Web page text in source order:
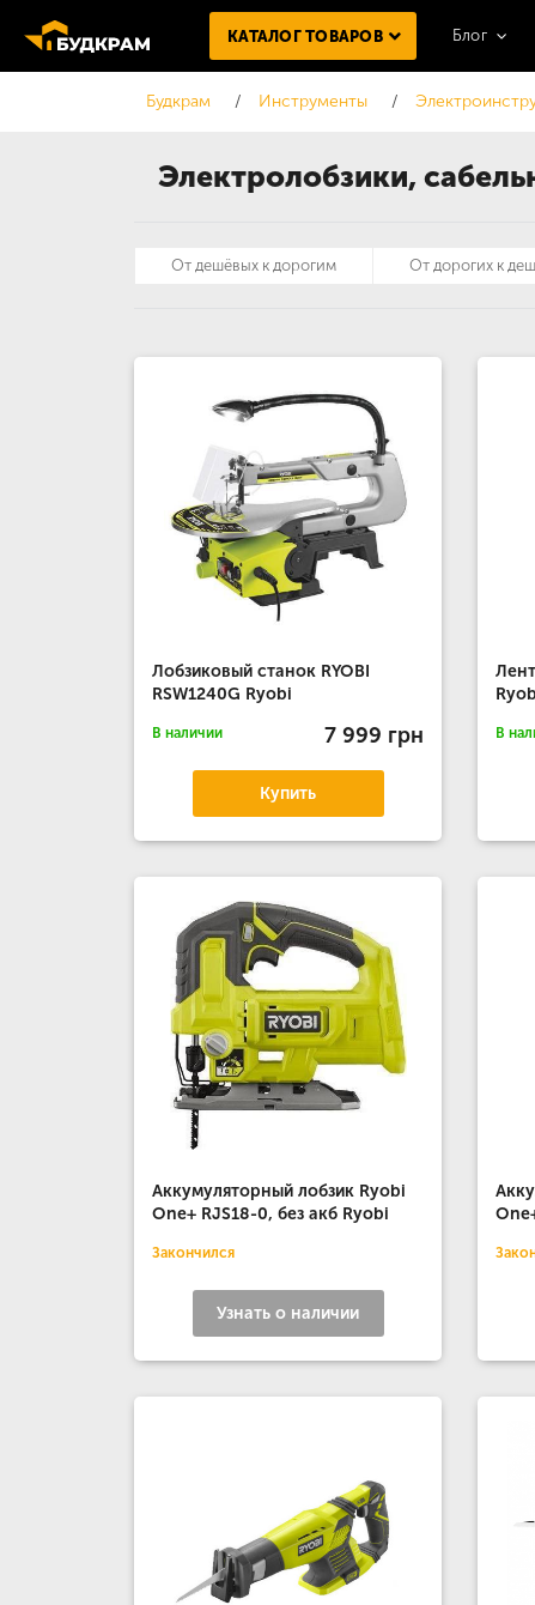
Электролобзики,
КАТАЛОГ ТОВАРОВ Блог
Будкрам Инструменты
Лобзиковый станок RYOBI
RSW1240G Ryobi
В наличии 7 999 грн
Купить
В
Аккумуляторный лобзик Ryobi
One+ RJS18-0, без акб Ryobi
Закончился
Узнать о наличии
От дешёвых к дорогим От дорогих к